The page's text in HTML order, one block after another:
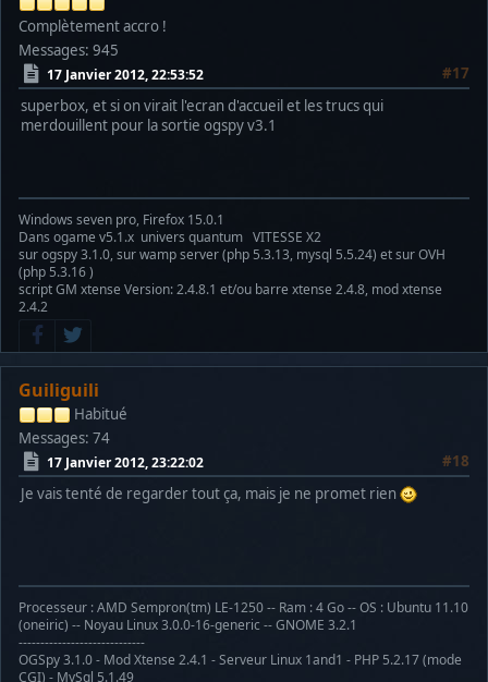
Complètement accro !
Messages: 945
17 Janvier 2012, 22:53:52
#17
superbox, et si on virait l'ecran d'accueil et les trucs qui
merdouillent pour la sortie ogspy v3.1
Windows seven pro, Firefox 15.0.1
Dans ogame v5.1.x univers quantum VITESSE X2
sur ogspy 3.1.0, sur wamp server (php 5.3.13, mysql 5.5.24) et sur OVH
(php 5.3.16 )
script GM xtense Version: 2.4.8.1 et/ou barre xtense 2.4.8, mod xtense
2.4.2
Guiliguili
Habitué
Messages: 74
17 Janvier 2012, 23:22:02
#18
Je vais tenté de regarder tout ça, mais je ne promet rien
Processeur : AMD Sempron(tm) LE-1250 -- Ram : 4 Go -- OS : Ubuntu 11.10
(oneiric) -- Noyau Linux 3.0.0-16-generic -- GNOME 3.2.1
-----------------------------
OGSpy 3.1.0 - Mod Xtense 2.4.1 - Serveur Linux 1and1 - PHP 5.2.17 (mode
CGI) - MySql 5.1.49